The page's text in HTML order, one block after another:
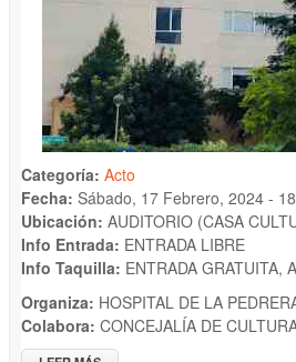
Categoría: Acto
Fecha: Sábado, 17 Febrero, 2024 -
Ubicación: AUDITORIO (CASA
Info Entrada: ENTRADA LIBRE
Info Taquilla: ENTRADA GRATUITA,
Organiza: HOSPITAL DE LA
Colabora: CONCEJALÍA DE